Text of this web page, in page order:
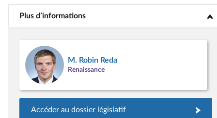
Plus d’informations<b>Plus d’informations</b>
M. Robin Reda
Renaissance
Accéder au dossier législatif